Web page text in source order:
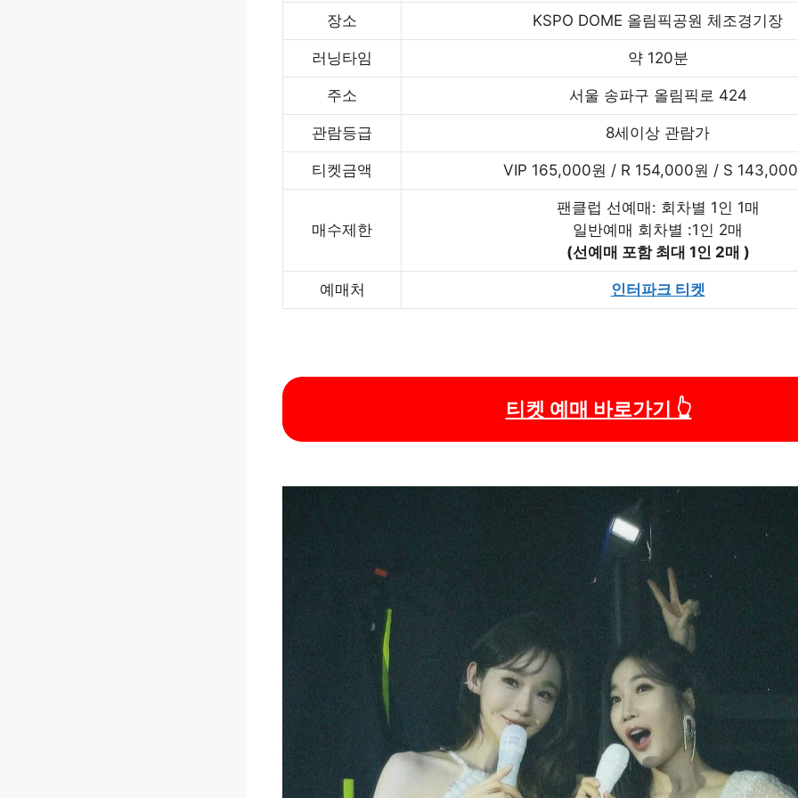
장소 KSPO DOME 올림픽공원 체조경기장
러닝타임 약 120분
주소 서울 송파구 올림픽로 424
관람등급 8세이상 관람가
티켓금액 VIP 165,000원 / R 154,000원 / S
매수제한
팬클럽 선예매: 회차별 1인 1매
일반예매 회차별 :1인 2매
(선예매 포함 최대 1인 2매 )
예매처 인터파크 티켓
티켓 예매 바로가기 👆